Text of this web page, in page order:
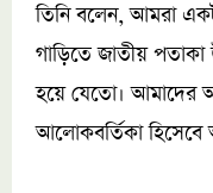
তিনি বলেন, আমরা
গাড়িতে জাতীয়
হয়ে যেতো। আমাদের
আলোকবর্তিকা হিসেবে